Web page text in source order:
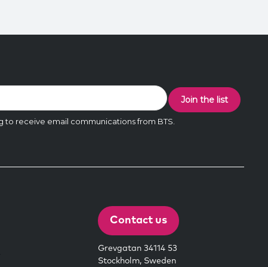
Contact us
Grevgatan 34114 53
Stockholm, Sweden